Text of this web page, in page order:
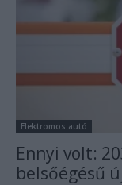
Elektromos autó
Ennyi volt:
belsőégésű